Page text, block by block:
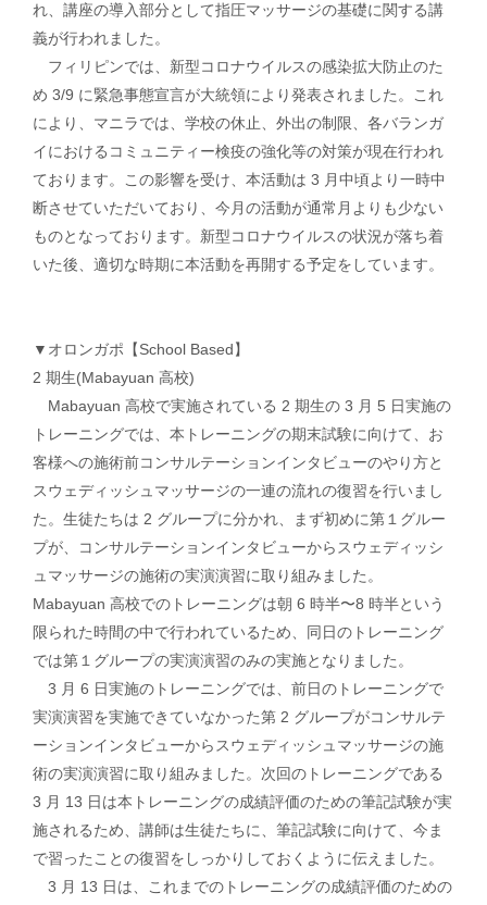
れ、講座の導⼊部分として指圧マッサージの基礎に関する講
義が⾏われました。
フィリピンでは、新型コロナウイルスの感染拡⼤防⽌のた
め 3/9 に緊急事態宣⾔が⼤統領により発表されました。これ
により、マニラでは、学校の休⽌、外出の制限、各バランガ
イにおけるコミュニティー検疫の強化等の対策が現在⾏われ
ております。この影響を受け、本活動は 3 ⽉中頃より⼀時中
断させていただいており、今⽉の活動が通常⽉よりも少ない
ものとなっております。新型コロナウイルスの状況が落ち着
いた後、適切な時期に本活動を再開する予定をしています。
▼オロンガポ【School Based】
2 期⽣(Mabayuan ⾼校)
Mabayuan ⾼校で実施されている 2 期⽣の 3 ⽉ 5 ⽇実施の
トレーニングでは、本トレーニングの期末試験に向けて、お
客様への施術前コンサルテーションインタビューのやり⽅と
スウェディッシュマッサージの⼀連の流れの復習を⾏いまし
た。⽣徒たちは 2 グループに分かれ、まず初めに第１グルー
プが、コンサルテーションインタビューからスウェディッシ
ュマッサージの施術の実演演習に取り組みました。
Mabayuan ⾼校でのトレーニングは朝 6 時半〜8 時半という
限られた時間の中で⾏われているため、同⽇のトレーニング
では第１グループの実演演習のみの実施となりました。
3 ⽉ 6 ⽇実施のトレーニングでは、前⽇のトレーニングで
実演演習を実施できていなかった第 2 グループがコンサルテ
ーションインタビューからスウェディッシュマッサージの施
術の実演演習に取り組みました。次回のトレーニングである
3 ⽉ 13 ⽇は本トレーニングの成績評価のための筆記試験が実
施されるため、講師は⽣徒たちに、筆記試験に向けて、今ま
で習ったことの復習をしっかりしておくように伝えました。
3 ⽉ 13 ⽇は、これまでのトレーニングの成績評価のための